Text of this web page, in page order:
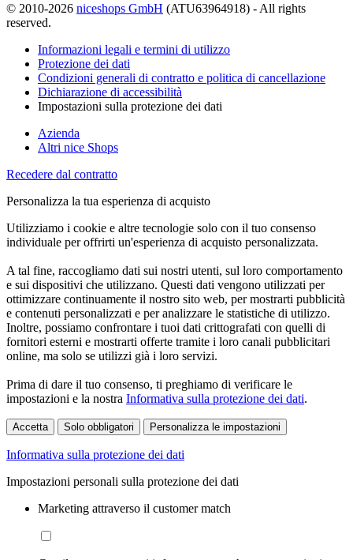
© 2010-2026 niceshops GmbH (ATU63964918) - All rights
reserved.
Informazioni legali e termini di utilizzo
Protezione dei dati
Condizioni generali di contratto e politica di cancellazione
Dichiarazione di accessibilità
Impostazioni sulla protezione dei dati
Azienda
Altri nice Shops
Recedere dal contratto
Personalizza la tua esperienza di acquisto
Utilizziamo i cookie e altre tecnologie solo con il tuo consenso
individuale per offrirti un'esperienza di acquisto personalizzata.
A tal fine, raccogliamo dati sui nostri utenti, sul loro comportamento
e sui dispositivi che utilizzano. Questi dati vengono utilizzati per
ottimizzare continuamente il nostro sito web, per mostrarti pubblicità
e contenuti personalizzati e per analizzare le statistiche di utilizzo.
Inoltre, possiamo confrontare i tuoi dati crittografati con quelli di
fornitori esterni e mostrarti offerte tramite i loro canali pubblicitari
online, ma solo se utilizzi già i loro servizi.
Prima di dare il tuo consenso, ti preghiamo di verificare le
impostazioni e la nostra Informativa sulla protezione dei dati.
Accetta Solo obbligatori Personalizza le impostazioni
Informativa sulla protezione dei dati
Impostazioni personali sulla protezione dei dati
Marketing attraverso il customer match